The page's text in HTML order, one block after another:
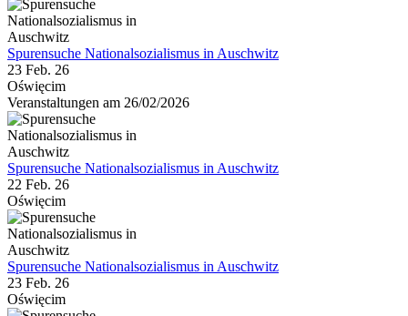
Spurensuche Nationalsozialismus in Auschwitz
23 Feb. 26
Oświęcim
Veranstaltungen am 26/02/2026
Spurensuche Nationalsozialismus in Auschwitz
22 Feb. 26
Oświęcim
Spurensuche Nationalsozialismus in Auschwitz
23 Feb. 26
Oświęcim